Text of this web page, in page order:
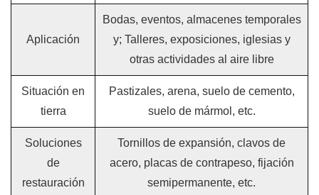
Aplicación
Bodas, eventos, almacenes temporales
y; Talleres, exposiciones, iglesias y
otras actividades al aire libre
Situación en
tierra
Pastizales, arena, suelo de cemento,
suelo de mármol, etc.
Soluciones
de
restauración
Tornillos de expansión, clavos de
acero, placas de contrapeso, fijación
semipermanente, etc.